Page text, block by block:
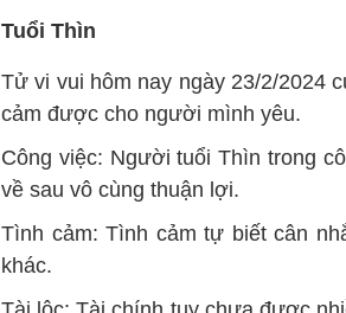
Tuổi Thìn
Tử vi vui hôm nay ngày 23/2/2024
cảm được cho người mình yêu.
Công việc: Người tuổi Thìn trong
về sau vô cùng thuận lợi.
Tình cảm: Tình cảm tự biết cân
khác.